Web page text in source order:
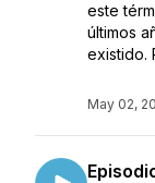
este
últimos
existido.
May 02,